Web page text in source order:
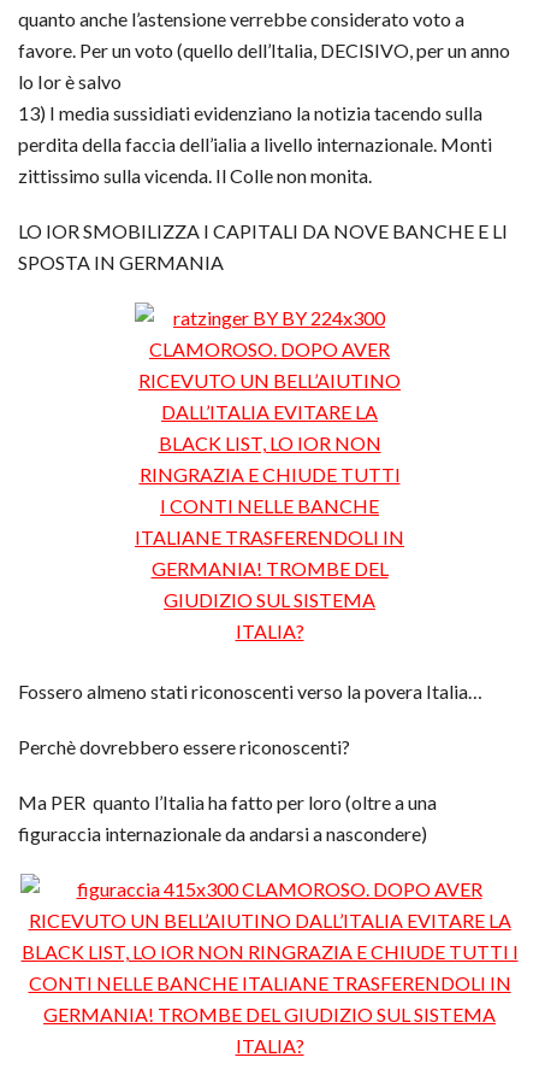
quanto anche l’astensione verrebbe considerato voto a
favore. Per un voto (quello dell’Italia, DECISIVO, per un anno
lo Ior è salvo
13) I media sussidiati evidenziano la notizia tacendo sulla
perdita della faccia dell’ialia a livello internazionale. Monti
zittissimo sulla vicenda. Il Colle non monita.
LO IOR SMOBILIZZA I CAPITALI DA NOVE BANCHE E LI
SPOSTA IN GERMANIA
Fossero almeno stati riconoscenti verso la povera Italia…
Perchè dovrebbero essere riconoscenti?
Ma PER quanto l’Italia ha fatto per loro (oltre a una
figuraccia internazionale da andarsi a nascondere)